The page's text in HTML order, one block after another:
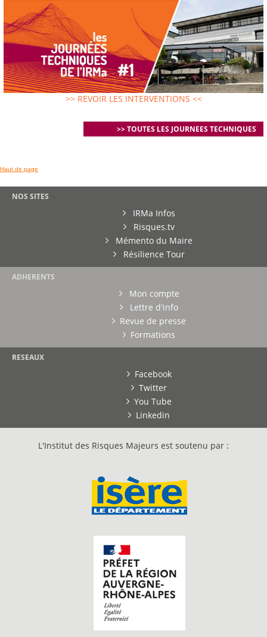
>> REVOIR LES INTERVENTIONS <<
>> TOUTES LES JOURNEES TECHNIQUES
Haut de page
NOS SITES
IRMa Infos
Risques.tv
Mémento du Maire
Résilience Tour
ADHERENTS
Mon compte
Lettre d'info
Revue de presse
Formations
RESEAUX
Facebook
Twitter
You Tube
Linkedin
L'Institut des Risques Majeurs est soutenu par :